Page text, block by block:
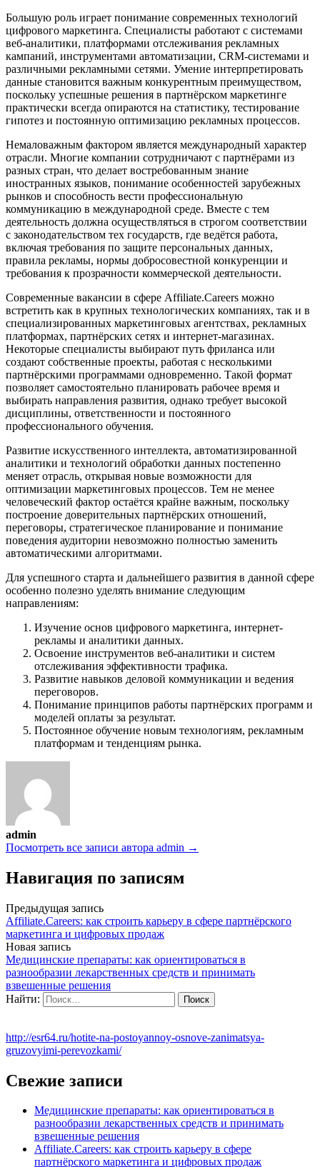
Большую роль играет понимание современных технологий
цифрового маркетинга. Специалисты работают с системами
веб-аналитики, платформами отслеживания рекламных
кампаний, инструментами автоматизации, CRM-системами и
различными рекламными сетями. Умение интерпретировать
данные становится важным конкурентным преимуществом,
поскольку успешные решения в партнёрском маркетинге
практически всегда опираются на статистику, тестирование
гипотез и постоянную оптимизацию рекламных процессов.
Немаловажным фактором является международный характер
отрасли. Многие компании сотрудничают с партнёрами из
разных стран, что делает востребованным знание
иностранных языков, понимание особенностей зарубежных
рынков и способность вести профессиональную
коммуникацию в международной среде. Вместе с тем
деятельность должна осуществляться в строгом соответствии
с законодательством тех государств, где ведётся работа,
включая требования по защите персональных данных,
правила рекламы, нормы добросовестной конкуренции и
требования к прозрачности коммерческой деятельности.
Современные вакансии в сфере Affiliate.Careers можно
встретить как в крупных технологических компаниях, так и в
специализированных маркетинговых агентствах, рекламных
платформах, партнёрских сетях и интернет-магазинах.
Некоторые специалисты выбирают путь фриланса или
создают собственные проекты, работая с несколькими
партнёрскими программами одновременно. Такой формат
позволяет самостоятельно планировать рабочее время и
выбирать направления развития, однако требует высокой
дисциплины, ответственности и постоянного
профессионального обучения.
Развитие искусственного интеллекта, автоматизированной
аналитики и технологий обработки данных постепенно
меняет отрасль, открывая новые возможности для
оптимизации маркетинговых процессов. Тем не менее
человеческий фактор остаётся крайне важным, поскольку
построение доверительных партнёрских отношений,
переговоры, стратегическое планирование и понимание
поведения аудитории невозможно полностью заменить
автоматическими алгоритмами.
Для успешного старта и дальнейшего развития в данной сфере
особенно полезно уделять внимание следующим
направлениям:
Изучение основ цифрового маркетинга, интернет-
рекламы и аналитики данных.
Освоение инструментов веб-аналитики и систем
отслеживания эффективности трафика.
Развитие навыков деловой коммуникации и ведения
переговоров.
Понимание принципов работы партнёрских программ и
моделей оплаты за результат.
Постоянное обучение новым технологиям, рекламным
платформам и тенденциям рынка.
admin
Посмотреть все записи автора admin →
Навигация по записям
Предыдущая запись
Affiliate.Careers: как строить карьеру в сфере партнёрского
маркетинга и цифровых продаж
Новая запись
Медицинские препараты: как ориентироваться в
разнообразии лекарственных средств и принимать
взвешенные решения
Найти:
http://esr64.ru/hotite-na-postoyannoy-osnove-zanimatsya-
gruzovyimi-perevozkami/
Свежие записи
Медицинские препараты: как ориентироваться в
разнообразии лекарственных средств и принимать
взвешенные решения
Affiliate.Careers: как строить карьеру в сфере
партнёрского маркетинга и цифровых продаж